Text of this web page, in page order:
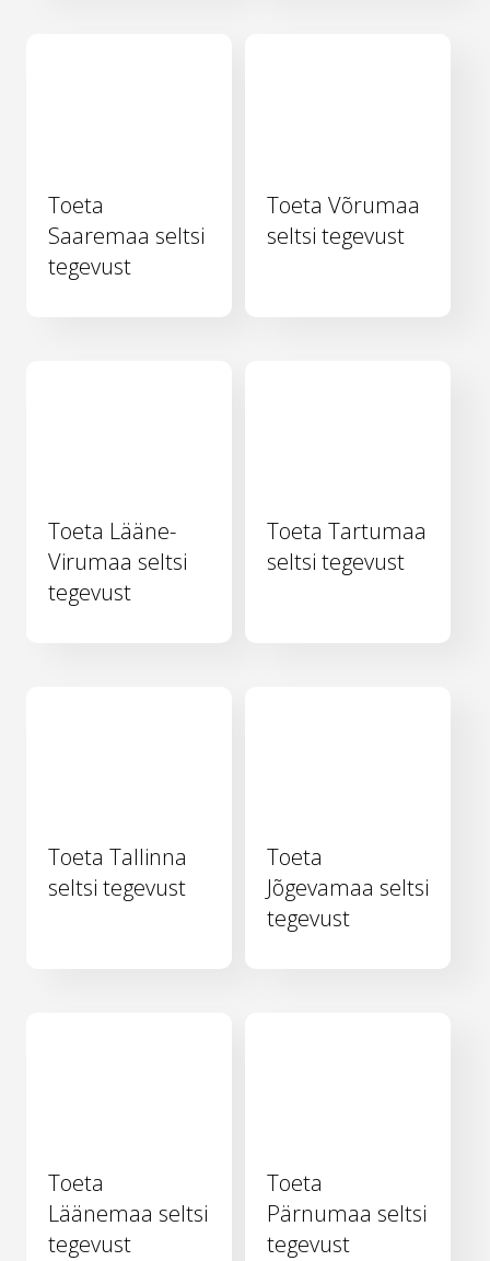
Toeta
Saaremaa seltsi
tegevust
Toeta Võrumaa
seltsi tegevust
Toeta Lääne-
Virumaa seltsi
tegevust
Toeta Tartumaa
seltsi tegevust
Toeta Tallinna
seltsi tegevust
Toeta
Jõgevamaa seltsi
tegevust
Toeta
Läänemaa seltsi
tegevust
Toeta
Pärnumaa seltsi
tegevust